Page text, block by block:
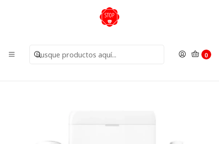
0
Alarmas
KIT Alarma AXPRO Red WiFi Y 3G DS-PWA96-KIT-WB